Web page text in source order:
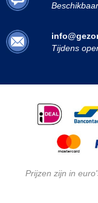
Tijdens
Prijzen zijn in